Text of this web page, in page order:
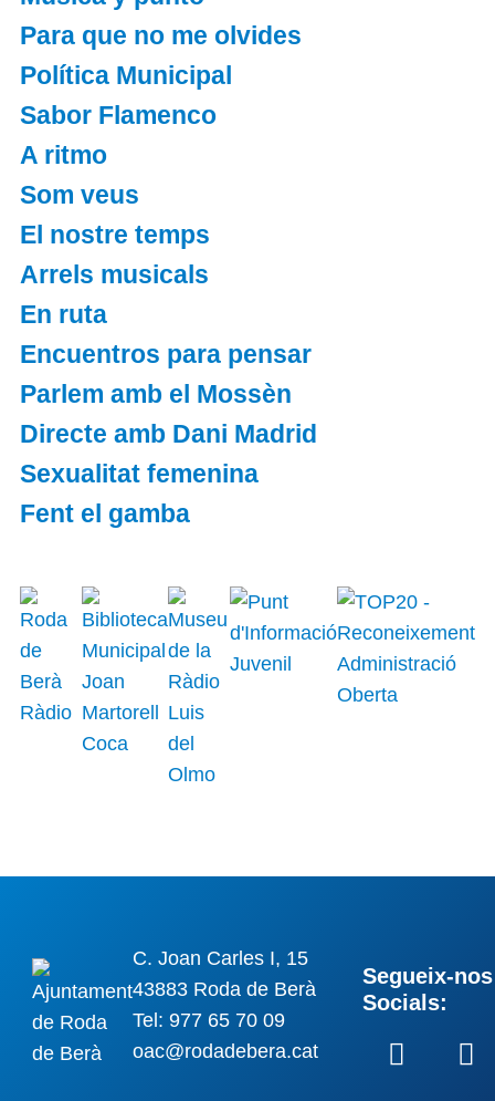
Para que no me olvides
Política Municipal
Sabor Flamenco
A ritmo
Som veus
El nostre temps
Arrels musicals
En ruta
Encuentros para pensar
Parlem amb el Mossèn
Directe amb Dani Madrid
Sexualitat femenina
Fent el gamba
C. Joan Carles I, 15
43883 Roda de Berà
Tel: 977 65 70 09
oac@rodadebera.cat
Segueix-
Socials: